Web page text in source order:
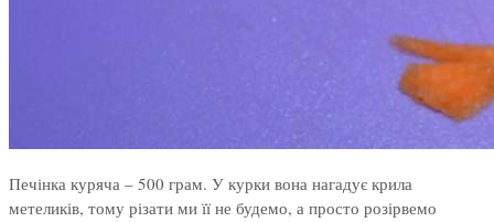
Печінка куряча – 500 грам. У курки вона нагадує крила
метеликів, тому різати ми її не будемо, а просто розірвемо